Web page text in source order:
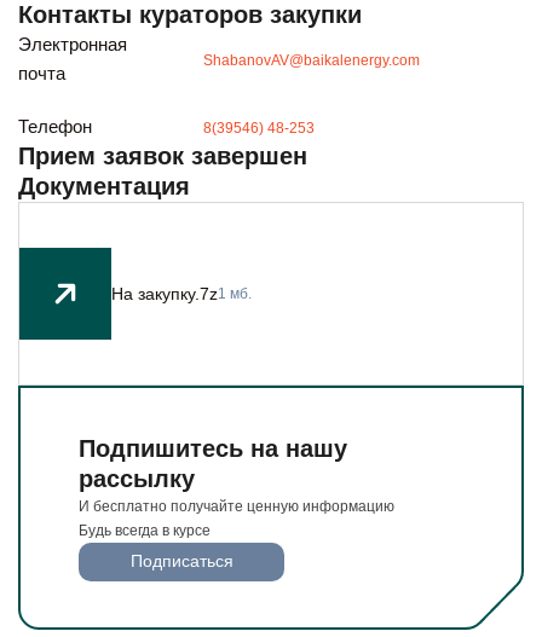
Контакты кураторов закупки
Электронная
почта
ShabanovAV@baikalenergy.com
Телефон 8(39546) 48-253
Прием заявок завершен
Документация
На закупку.7z1 мб.
Подпишитесь на нашу
рассылку
И бесплатно получайте ценную информацию
Будь всегда в курсе
Подписаться